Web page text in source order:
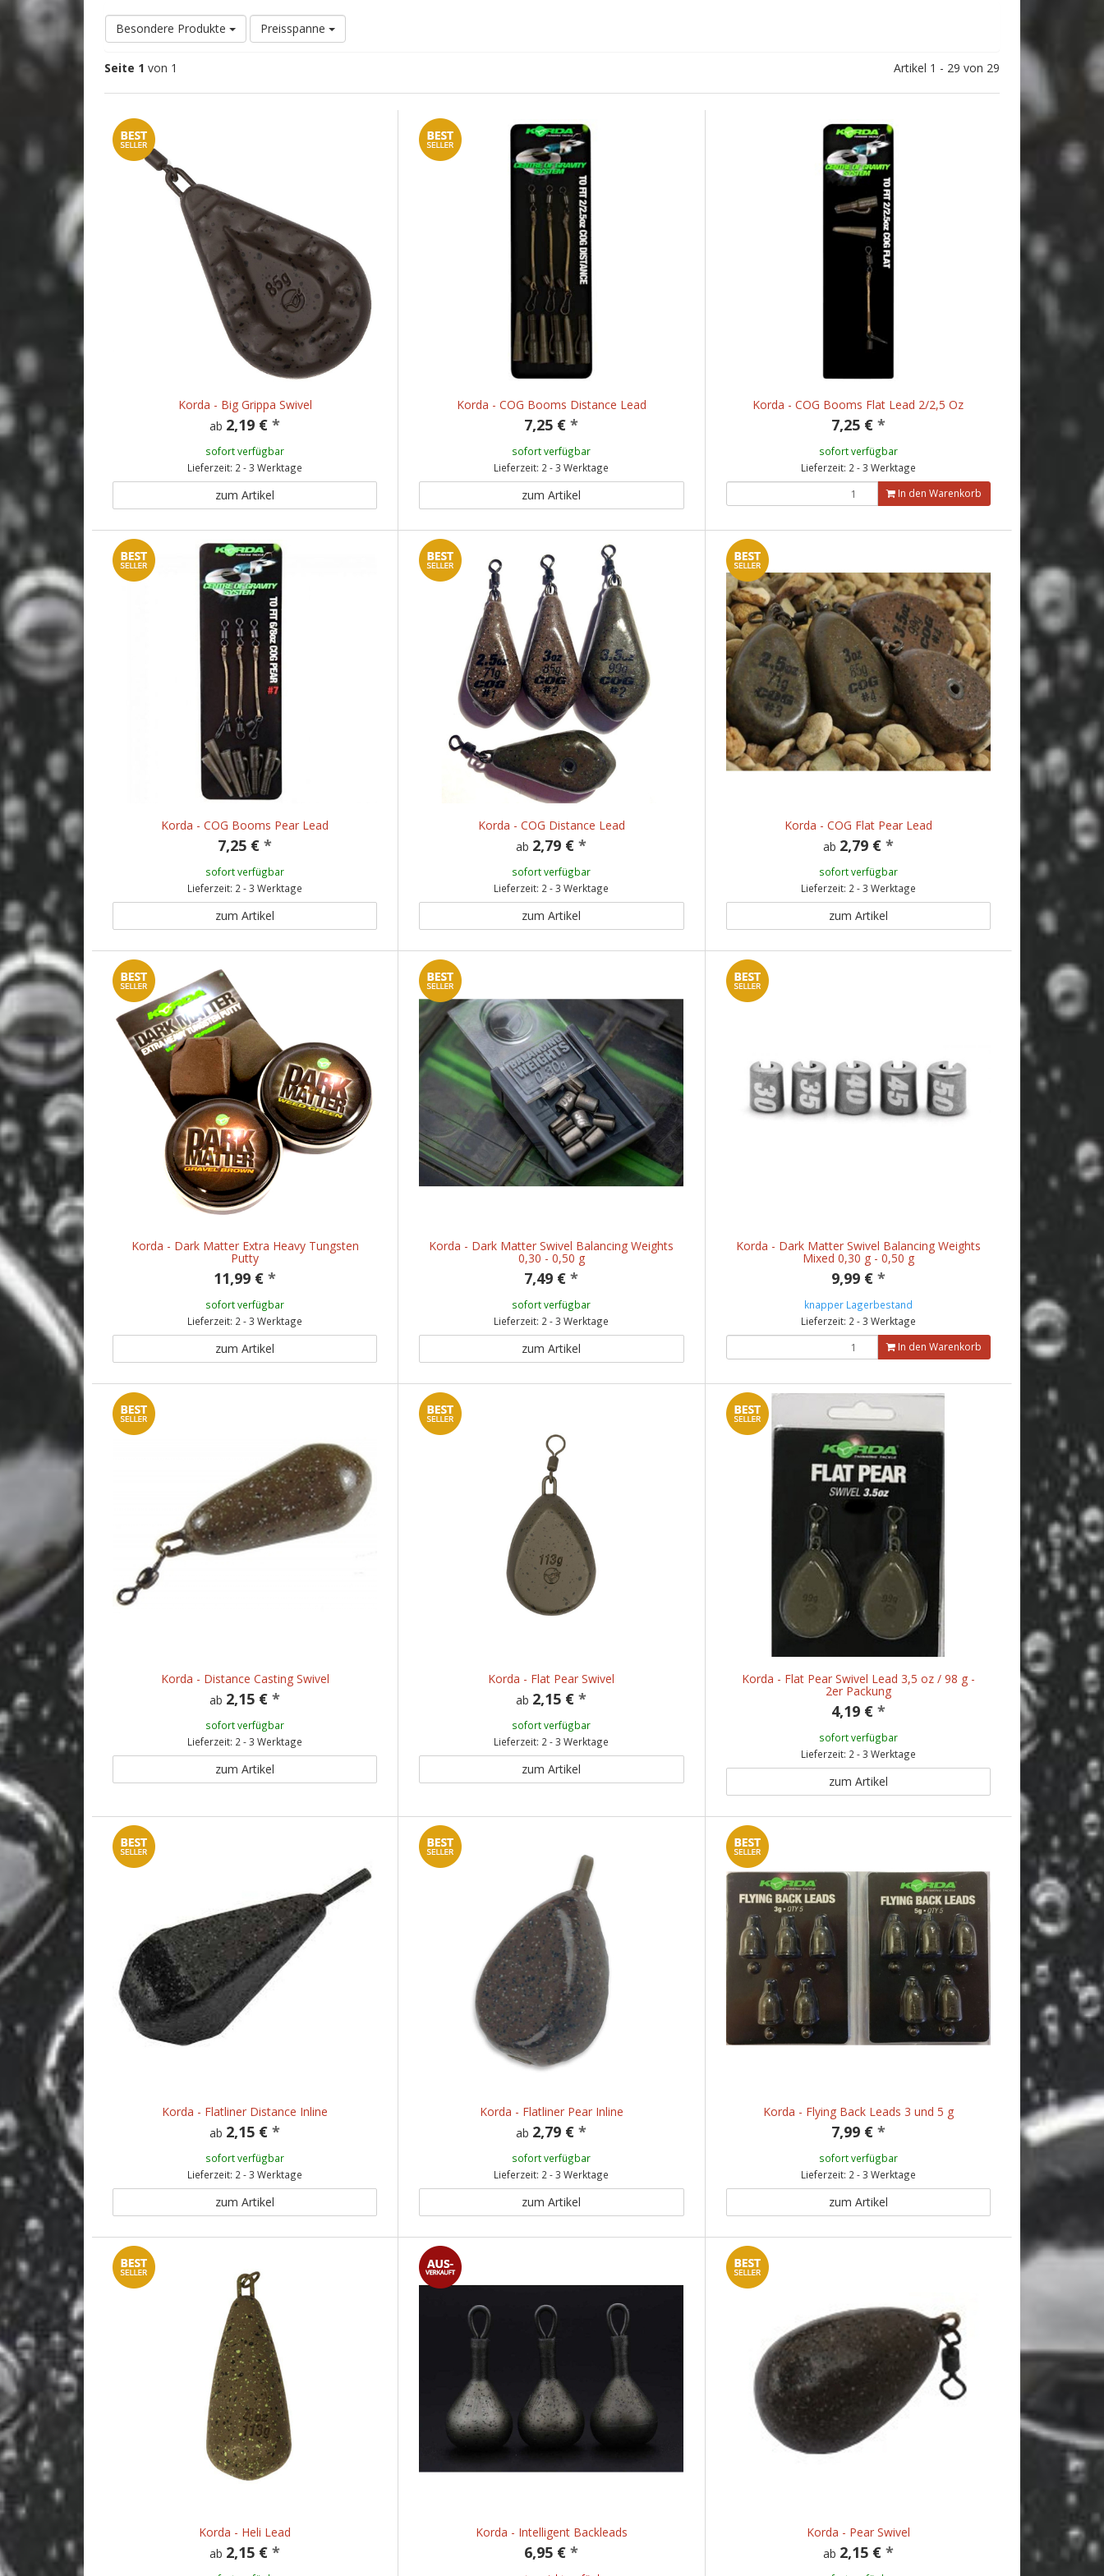
Besondere Produkte Preisspanne
Seite 1 von 1 Artikel 1 - 29 von 29
Korda - Big Grippa Swivel
ab 2,19 € *
sofort verfügbar
Lieferzeit: 2 - 3 Werktage
zum Artikel
Korda - COG Booms Distance Lead
7,25 € *
sofort verfügbar
Lieferzeit: 2 - 3 Werktage
zum Artikel
Korda - COG Booms Flat Lead 2/2,5 Oz
7,25 € *
sofort verfügbar
Lieferzeit: 2 - 3 Werktage
In den Warenkorb
Korda - COG Booms Pear Lead
7,25 € *
sofort verfügbar
Lieferzeit: 2 - 3 Werktage
zum Artikel
Korda - COG Distance Lead
ab 2,79 € *
sofort verfügbar
Lieferzeit: 2 - 3 Werktage
zum Artikel
Korda - COG Flat Pear Lead
ab 2,79 € *
sofort verfügbar
Lieferzeit: 2 - 3 Werktage
zum Artikel
Korda - Dark Matter Extra Heavy Tungsten
Putty
11,99 € *
sofort verfügbar
Lieferzeit: 2 - 3 Werktage
zum Artikel
Korda - Dark Matter Swivel Balancing Weights
0,30 - 0,50 g
7,49 € *
sofort verfügbar
Lieferzeit: 2 - 3 Werktage
zum Artikel
Korda - Dark Matter Swivel Balancing Weights
Mixed 0,30 g - 0,50 g
9,99 € *
knapper Lagerbestand
Lieferzeit: 2 - 3 Werktage
In den Warenkorb
Korda - Distance Casting Swivel
ab 2,15 € *
sofort verfügbar
Lieferzeit: 2 - 3 Werktage
zum Artikel
Korda - Flat Pear Swivel
ab 2,15 € *
sofort verfügbar
Lieferzeit: 2 - 3 Werktage
zum Artikel
Korda - Flat Pear Swivel Lead 3,5 oz / 98 g -
2er Packung
4,19 € *
sofort verfügbar
Lieferzeit: 2 - 3 Werktage
zum Artikel
Korda - Flatliner Distance Inline
ab 2,15 € *
sofort verfügbar
Lieferzeit: 2 - 3 Werktage
zum Artikel
Korda - Flatliner Pear Inline
ab 2,79 € *
sofort verfügbar
Lieferzeit: 2 - 3 Werktage
zum Artikel
Korda - Flying Back Leads 3 und 5 g
7,99 € *
sofort verfügbar
Lieferzeit: 2 - 3 Werktage
zum Artikel
Korda - Heli Lead
ab 2,15 € *
Korda - Intelligent Backleads
6,95 € *
Korda - Pear Swivel
ab 2,15 € *